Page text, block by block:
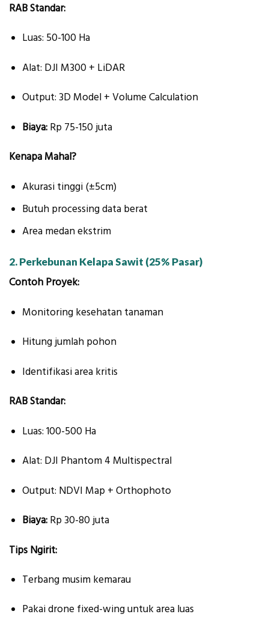
RAB Standar:
Luas: 50-100 Ha
Alat: DJI M300 + LiDAR
Output: 3D Model + Volume Calculation
Biaya: Rp 75-150 juta
Kenapa Mahal?
Akurasi tinggi (±5cm)
Butuh processing data berat
Area medan ekstrim
2. Perkebunan Kelapa Sawit (25% Pasar)
Contoh Proyek:
Monitoring kesehatan tanaman
Hitung jumlah pohon
Identifikasi area kritis
RAB Standar:
Luas: 100-500 Ha
Alat: DJI Phantom 4 Multispectral
Output: NDVI Map + Orthophoto
Biaya: Rp 30-80 juta
Tips Ngirit:
Terbang musim kemarau
Pakai drone fixed-wing untuk area luas